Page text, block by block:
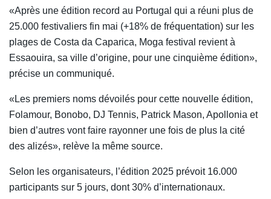
«Après une édition record au Portugal qui a réuni plus de
25.000 festivaliers fin mai (+18% de fréquentation) sur les
plages de Costa da Caparica, Moga festival revient à
Essaouira, sa ville d’origine, pour une cinquième édition»,
précise un communiqué.
«Les premiers noms dévoilés pour cette nouvelle édition,
Folamour, Bonobo, DJ Tennis, Patrick Mason, Apollonia et
bien d’autres vont faire rayonner une fois de plus la cité
des alizés», relève la même source.
Selon les organisateurs, l’édition 2025 prévoit 16.000
participants sur 5 jours, dont 30% d’internationaux.